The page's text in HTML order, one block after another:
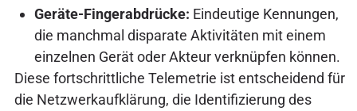
Geräte-Fingerabdrücke: Eindeutige Kennungen,
die manchmal disparate Aktivitäten mit einem
einzelnen Gerät oder Akteur verknüpfen können.
Diese fortschrittliche Telemetrie ist entscheidend für
die Netzwerkaufklärung, die Identifizierung des